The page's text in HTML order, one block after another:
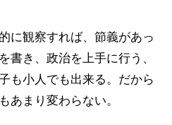
に観察すれば、節義があっ
書き、政治を上手に行う、
も小人でも出来る。だから
あまり変わらない。